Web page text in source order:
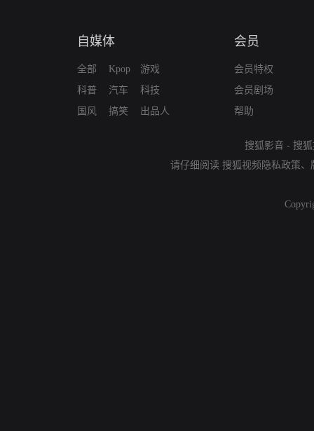
自媒体
全部
科普
国风
Kpop
汽车
搞笑
游戏
科技
出品人
会员
会员特权
会员剧场
帮助
搜狐影音 - 搜
请仔细阅读 搜狐视频隐私政策、